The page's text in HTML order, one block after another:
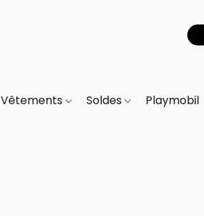
Vêtements Soldes Playmobil